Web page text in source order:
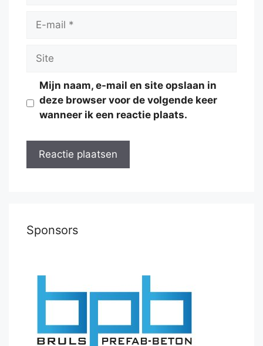
Site
Mijn naam, e-mail en site opslaan in
deze browser voor de volgende keer
wanneer ik een reactie plaats.
Sponsors